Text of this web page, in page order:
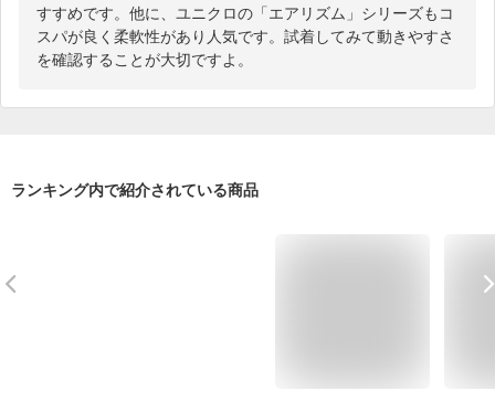
すすめです。他に、ユニクロの「エアリズム」シリーズもコ
スパが良く柔軟性があり人気です。試着してみて動きやすさ
を確認することが大切ですよ。
ランキング内で紹介されている商品